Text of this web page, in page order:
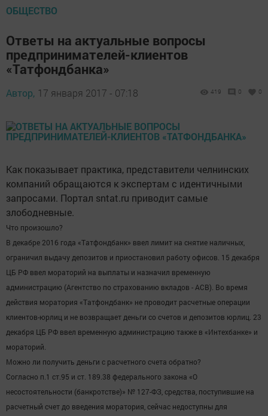
ОБЩЕСТВО
Ответы на актуальные вопросы
предпринимателей-клиентов
«Татфондбанка»
Автор, 17 января 2017 - 07:18 419 0 0
Как показывает практика, представители челнинских
компаний обращаются к экспертам с идентичными
запросами. Портал sntat.ru приводит самые
злободневные.
Что произошло?
В декабре 2016 года «Татфондбанк» ввел лимит на снятие наличных,
ограничил выдачу депозитов и приостановил работу офисов. 15 декабря
ЦБ РФ ввел мораторий на выплаты и назначил временную
администрацию (Агентство по страхованию вкладов - АСВ). Во время
действия моратория «Татфондбанк» не проводит расчетные операции
клиентов-юрлиц и не возвращает деньги со счетов и депозитов юрлиц. 23
декабря ЦБ РФ ввел временную администрацию также в «Интехбанке» и
мораторий.
Можно ли получить деньги с расчетного счета обратно?
Согласно п.1 ст.95 и ст. 189.38 федерального закона «О
несостоятельности (банкротстве)» № 127-ФЗ, средства, поступившие на
расчетный счет до введения моратория, сейчас недоступны для